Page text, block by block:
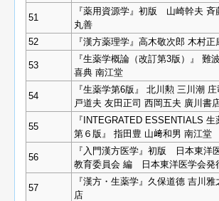
51
『薬用資源学』初版 山崎幹夫
丸善
52
『漢方薬理学』高木敬次郎 木村正
53
『生薬学概論（改訂第3版）』 難
喜典 南江堂
54
『生薬学第6版』 北川勲 三川潮
戸道夫 友田正司 西岡五夫 廣川書
55
『INTEGRATED ESSENTIALS 生
第６版』 指田豊 山﨑和男 南江堂
56
『入門漢方医学』初版 日本東洋
教育委員会 編 日本東洋医学会発
57
『漢方・生薬学』久保道德 吉川雅
店